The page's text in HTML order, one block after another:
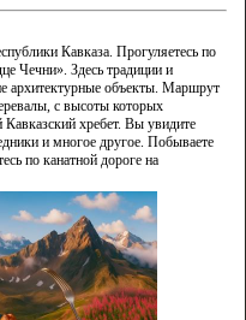
Кавказа. Прогуляетесь по
Чечни». Здесь традиции и
архитектурные объекты. Маршрут
с высоты которых
хребет. Вы увидите
и многое другое. Побываете
по канатной дороге на